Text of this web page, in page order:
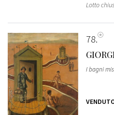
Lotto
78
I bagni